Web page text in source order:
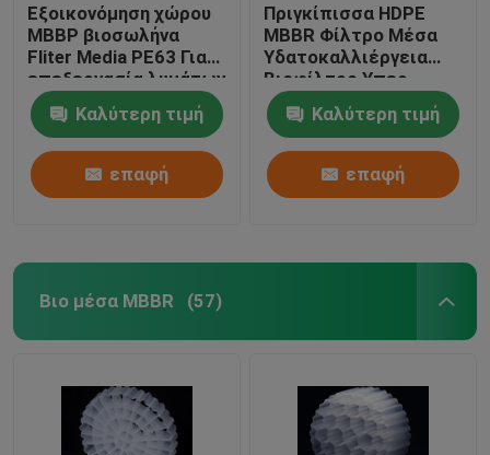
Εξοικονόμηση χώρου
ΜΒΒΡ βιοσωλήνα
Fliter Media PE63 Για
επεξεργασία λυμάτων
/ RAS με τεχνολογία
A2/O λευκού
χρώματος
Καλύτερη τιμή
επαφή
Πριγκίπισσα HDPE
MBBR Φίλτρο Μέσα
Υδατοκαλλιέργεια
Βιοφίλτρο Υπερ-
Αποκαρβουρίσματος
Για το Ras Αλιεία
Υδατοκαλλιέργεια
Καλύτερη τιμή
επαφή
Βιο μέσα MBBR (57)